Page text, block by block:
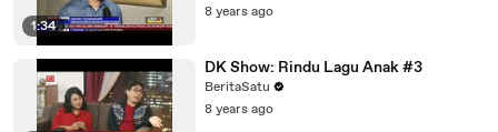
1:34
8 years ago
DK Show: Rindu Lagu Anak #3
BeritaSatu
8 years ago